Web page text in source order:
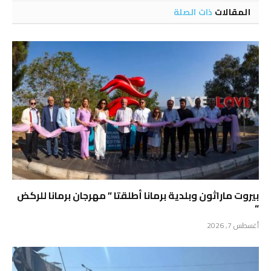
المقالات ذات الصلة
بيروت ماراثون وبلدية برمانا أطلقتا ” مهرجان برمانا للركض
“
أغسطس 7, 2026